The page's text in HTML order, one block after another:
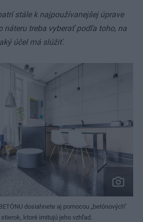
stále k najpoužívanejšej úprave
náteru treba vyberať podľa toho, na
aký účel má slúžiť.
dosiahnete aj pomocou „betónových“
ktoré imitujú jeho vzhľad.